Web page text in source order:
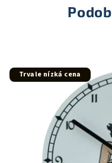
Trvale nízká cena